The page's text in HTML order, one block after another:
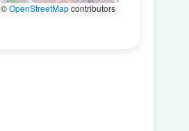
©OpenStreetMapcontributors